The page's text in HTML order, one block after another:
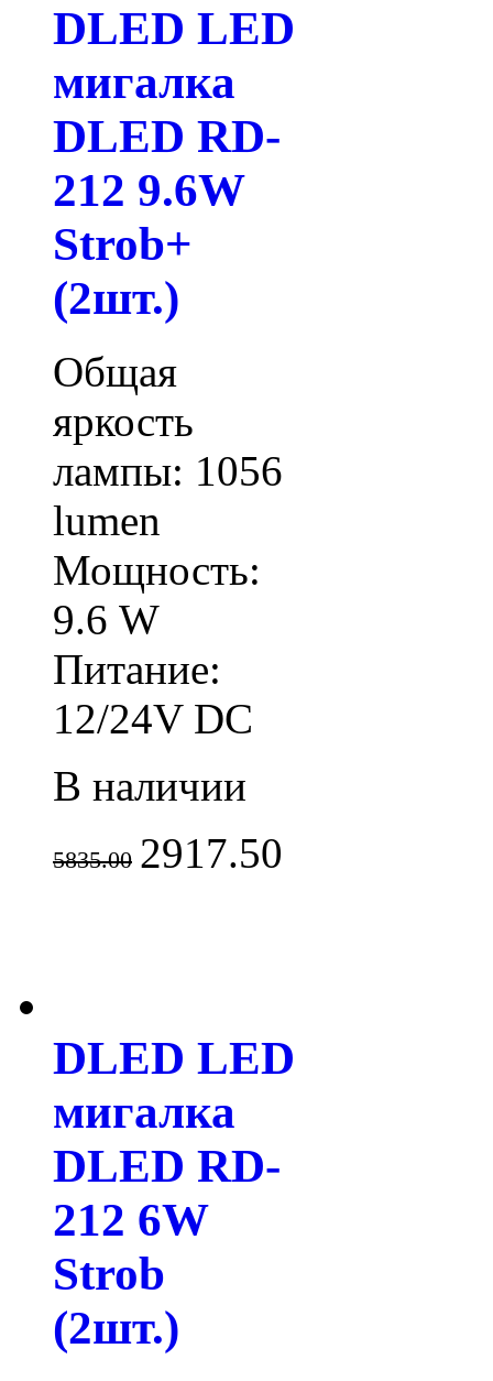
DLED LED
мигалка
DLED RD-
212 9.6W
Strob+
(2шт.)
Общая
яркость
лампы: 1056
lumen
Мощность:
9.6 W
Питание:
12/24V DC
В наличии
5835.00 2917.50
DLED LED
мигалка
DLED RD-
212 6W
Strob
(2шт.)